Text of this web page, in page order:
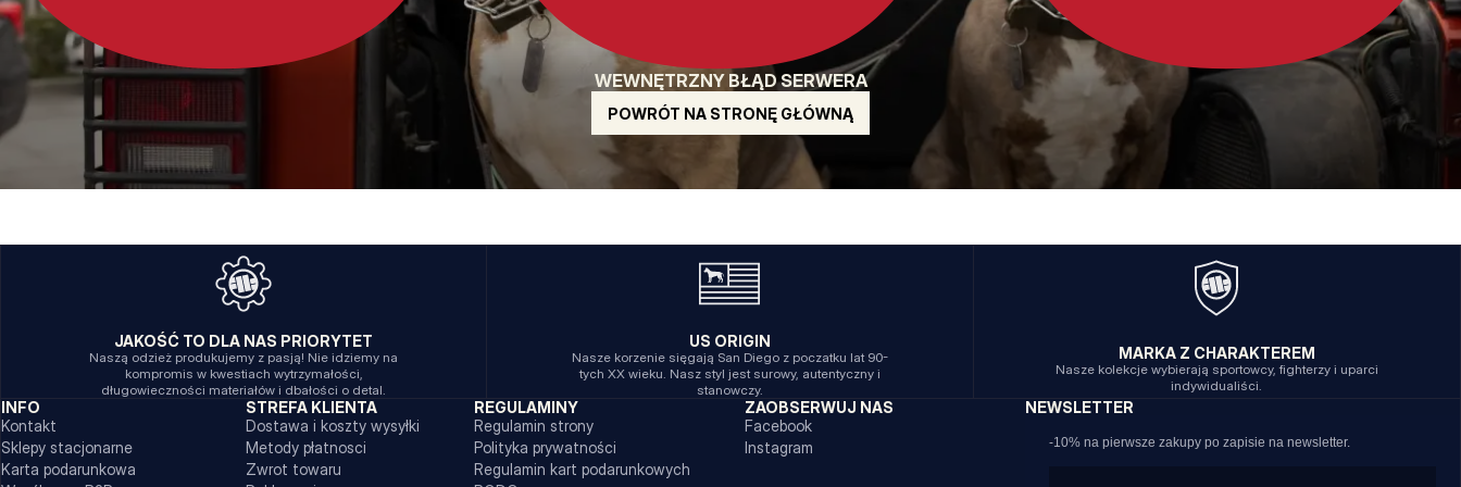
WEWNĘTRZNY BŁĄD SERWERA
POWRÓT NA STRONĘ GŁÓWNĄ
JAKOŚĆ TO DLA NAS PRIORYTET
Naszą odzież produkujemy z pasją! Nie idziemy na
kompromis w kwestiach wytrzymałości,
długowieczności materiałów i dbałości o detal.
US ORIGIN
Nasze korzenie sięgają San Diego z poczatku lat 90-
tych XX wieku. Nasz styl jest surowy, autentyczny i
stanowczy.
MARKA Z CHARAKTEREM
Nasze kolekcje wybierają sportowcy, fighterzy i uparci
indywidualiści.
INFO
Kontakt
Sklepy stacjonarne
Karta podarunkowa
STREFA KLIENTA
Dostawa i koszty wysyłki
Metody płatnosci
Zwrot towaru
REGULAMINY
Regulamin strony
Polityka prywatności
Regulamin kart podarunkowych
ZAOBSERWUJ NAS
Facebook
Instagram
NEWSLETTER
-10% na pierwsze zakupy po zapisie na newsletter.